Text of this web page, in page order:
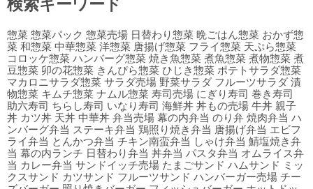
検索キーワード
惣菜 惣菜パック 惣菜売場 日替わり惣菜 晩ごはん惣菜 おかず惣
菜 和惣菜 中華惣菜 洋惣菜 唐揚げ惣菜 フライ惣菜 天ぷら惣菜
コロッケ惣菜 ハンバーグ惣菜 焼き魚惣菜 煮魚惣菜 煮物惣菜 煮
豆惣菜 卯の花惣菜 きんぴら惣菜 ひじき惣菜 ポテトサラダ惣菜
マカロニサラダ惣菜 サラダ売場 野菜サラダ フルーツサラダ 漬
物惣菜 キムチ惣菜 ナムル惣菜 寿司売場 にぎり寿司 巻き寿司
助六寿司 ちらし寿司 いなり寿司 海鮮丼 丼もの売場 牛丼 親子
丼 カツ丼 天丼 中華丼 弁当売場 幕の内弁当 のり弁 焼肉弁当 ハ
ンバーグ弁当 ステーキ弁当 鶏照り焼き弁当 唐揚げ弁当 エビフ
ライ弁当 とんかつ弁当 チキン南蛮弁当 しゃけ弁当 鯖塩焼き弁
当 幕の内ランチ 日替わり弁当 丼弁当 パスタ弁当 オムライス弁
当 カレー弁当 サンドイッチ売場 たまごサンド ハムサンド ミッ
クスサンド カツサンド フルーツサンド ハンバーガー売場 チー